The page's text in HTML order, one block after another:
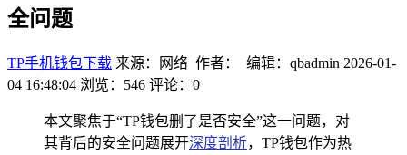
全问题
TP手机钱包下载 来源：网络 作者： 编辑：qbadmin 2026-01-
04 16:48:04 浏览：546 评论：0
本文聚焦于“TP钱包删了是否安全”这一问题，对
其背后的安全问题展开深度剖析，TP钱包作为热